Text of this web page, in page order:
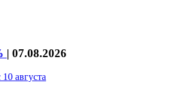
| 07.08.2026